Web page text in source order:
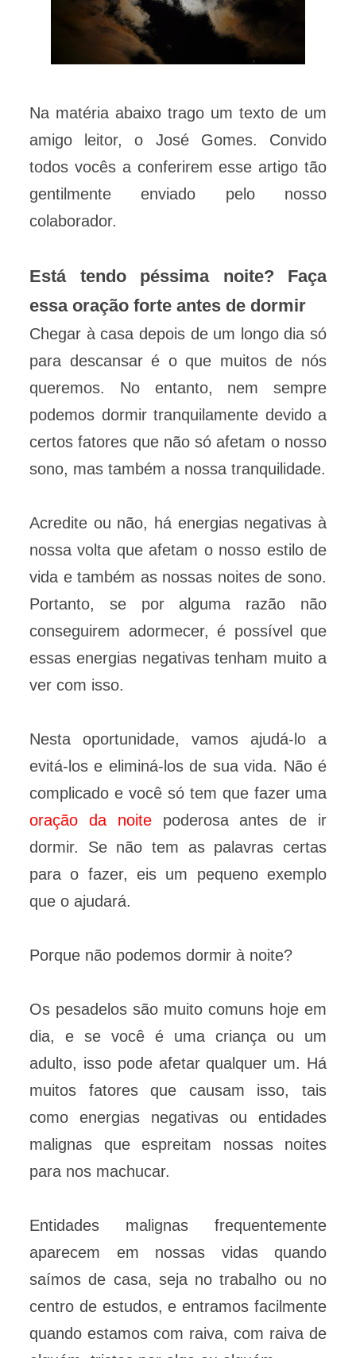
Na matéria abaixo trago um texto de um
amigo leitor, o José Gomes. Convido
todos vocês a conferirem esse artigo tão
gentilmente enviado pelo nosso
colaborador.
Está tendo péssima noite? Faça
essa oração forte antes de dormir
Chegar à casa depois de um longo dia só
para descansar é o que muitos de nós
queremos. No entanto, nem sempre
podemos dormir tranquilamente devido a
certos fatores que não só afetam o nosso
sono, mas também a nossa tranquilidade.
Acredite ou não, há energias negativas à
nossa volta que afetam o nosso estilo de
vida e também as nossas noites de sono.
Portanto, se por alguma razão não
conseguirem adormecer, é possível que
essas energias negativas tenham muito a
ver com isso.
Nesta oportunidade, vamos ajudá-lo a
evitá-los e eliminá-los de sua vida. Não é
complicado e você só tem que fazer uma
oração da noitepoderosa antes de ir
dormir. Se não tem as palavras certas
para o fazer, eis um pequeno exemplo
que o ajudará.
Porque não podemos dormir à noite?
Os pesadelos são muito comuns hoje em
dia, e se você é uma criança ou um
adulto, isso pode afetar qualquer um. Há
muitos fatores que causam isso, tais
como energias negativas ou entidades
malignas que espreitam nossas noites
para nos machucar.
Entidades malignas frequentemente
aparecem em nossas vidas quando
saímos de casa, seja no trabalho ou no
centro de estudos, e entramos facilmente
quando estamos com raiva, com raiva de